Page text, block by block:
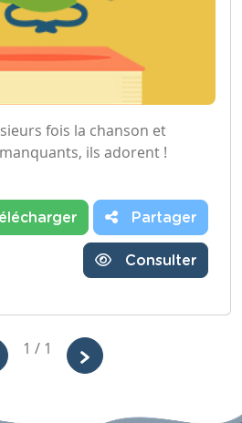
fois la chanson et
ils adorent !
Partager
Consulter
1 / 1